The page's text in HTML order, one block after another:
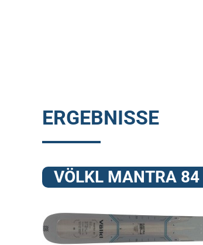
ERGEBNISSE
VÖLKL MANTRA 84